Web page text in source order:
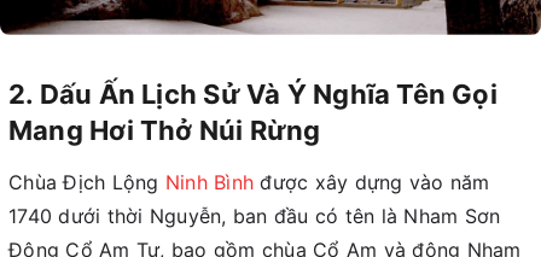
2. Dấu Ấn Lịch Sử Và Ý Nghĩa Tên Gọi
Mang Hơi Thở Núi Rừng
Chùa Địch Lộng Ninh Bình được xây dựng vào năm
1740 dưới thời Nguyễn, ban đầu có tên là Nham Sơn
Động Cổ Am Tự, bao gồm chùa Cổ Am và động Nham